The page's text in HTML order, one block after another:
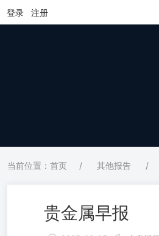
登录 注册
当前位置：首页 / 其他报告 /
贵金属早报